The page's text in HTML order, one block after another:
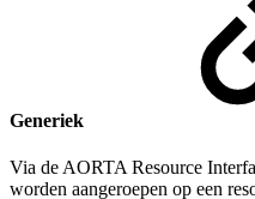
Generiek
Via de AORTA Resource
worden aangeroepen op een